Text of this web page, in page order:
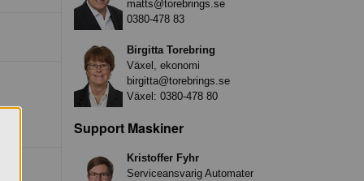
matts@torebrings.se
0380-478 83
Birgitta Torebring
Växel, ekonomi
birgitta@torebrings.se
Växel: 0380-478 80
Support Maskiner
Kristoffer Fyhr
Serviceansvarig Automater